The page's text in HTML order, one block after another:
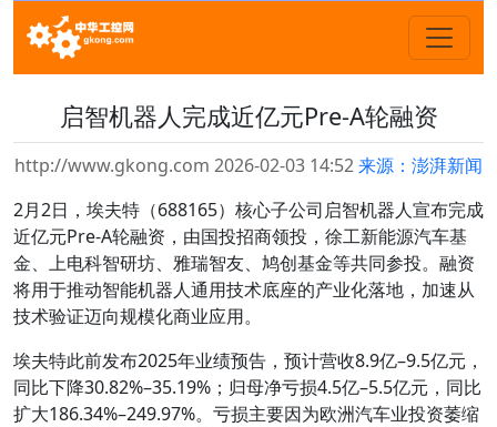
启智机器人完成近亿元Pre-A轮融资
http://www.gkong.com 2026-02-03 14:52来源：澎湃新闻
2月2日，埃夫特（688165）核心子公司启智机器人宣布完成
近亿元Pre-A轮融资，由国投招商领投，徐工新能源汽车基
金、上电科智研坊、雅瑞智友、鸠创基金等共同参投。融资
将用于推动智能机器人通用技术底座的产业化落地，加速从
技术验证迈向规模化商业应用。
埃夫特此前发布2025年业绩预告，预计营收8.9亿–9.5亿元，
同比下降30.82%–35.19%；归母净亏损4.5亿–5.5亿元，同比
扩大186.34%–249.97%。亏损主要因为欧洲汽车业投资萎缩